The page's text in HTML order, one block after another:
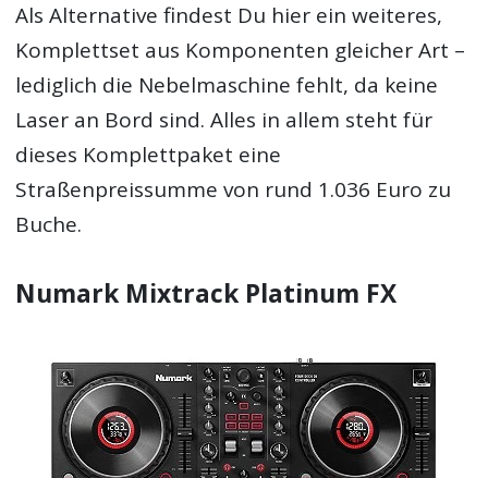
Als Alternative findest Du hier ein weiteres,
Komplettset aus Komponenten gleicher Art –
lediglich die Nebelmaschine fehlt, da keine
Laser an Bord sind. Alles in allem steht für
dieses Komplettpaket eine
Straßenpreissumme von rund 1.036 Euro zu
Buche.
Numark Mixtrack Platinum FX